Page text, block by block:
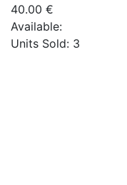
40.00 €
Available:
Units Sold: 3